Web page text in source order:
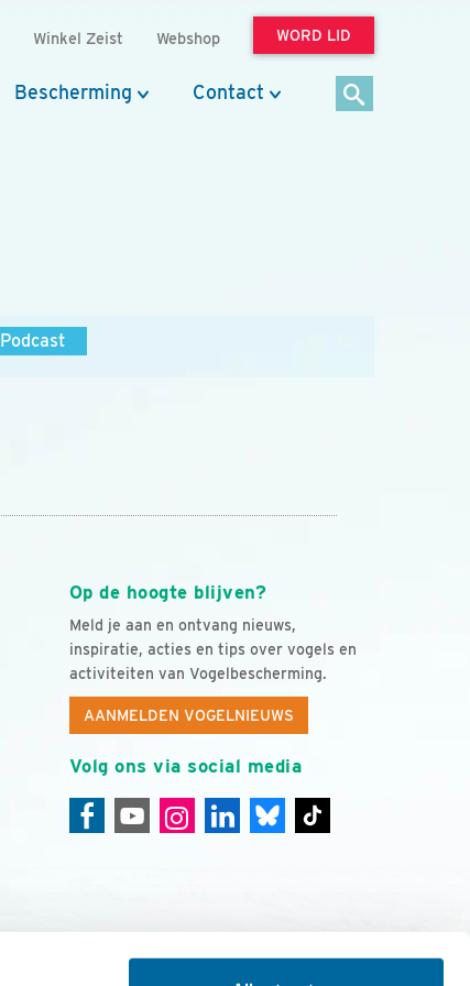
Winkel Zeist Webshop WORD LID
Bescherming Contact
Podcast
Op de hoogte blijven?
Meld je aan en ontvang nieuws,
inspiratie, acties en tips over vogels en
activiteiten van Vogelbescherming.
AANMELDEN VOGELNIEUWS
Volg ons via social media